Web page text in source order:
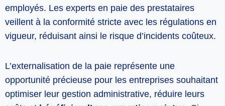
employés. Les experts en paie des prestataires
veillent à la conformité stricte avec les régulations en
vigueur, réduisant ainsi le risque d’incidents coûteux.
L’externalisation de la paie représente une
opportunité précieuse pour les entreprises souhaitant
optimiser leur gestion administrative, réduire leurs